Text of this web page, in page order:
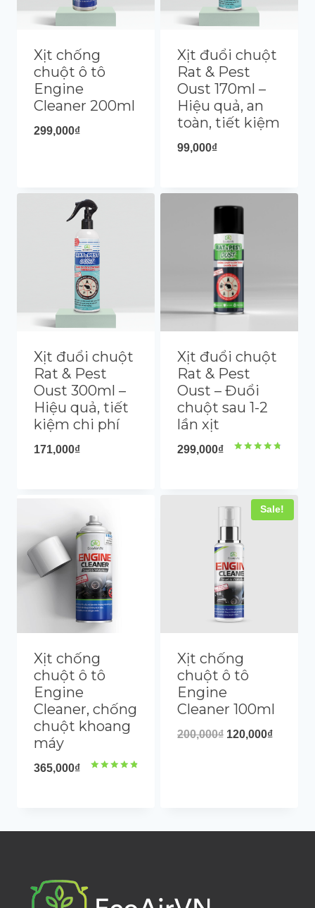
Xịt chống
chuột ô tô
Engine
Cleaner 200ml
299,000₫
Xịt đuổi chuột
Rat & Pest
Oust 170ml –
Hiệu quả, an
toàn, tiết kiệm
99,000₫
Xịt đuổi chuột
Rat & Pest
Oust 300ml –
Hiệu quả, tiết
kiệm chi phí
171,000₫
Xịt đuổi chuột
Rat & Pest
Oust – Đuổi
chuột sau 1-2
lần xịt
299,000₫
Xịt chống
chuột ô tô
Engine
Cleaner, chống
chuột khoang
máy
365,000₫
Sale!
Xịt chống
chuột ô tô
Engine
Cleaner 100ml
200,000₫ 120,000₫